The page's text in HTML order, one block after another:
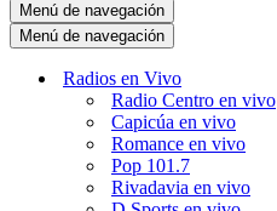
Menú de navegación
Menú de navegación
Radios en Vivo
Radio Centro en vivo
Capicúa en vivo
Romance en vivo
Pop 101.7
Rivadavia en vivo